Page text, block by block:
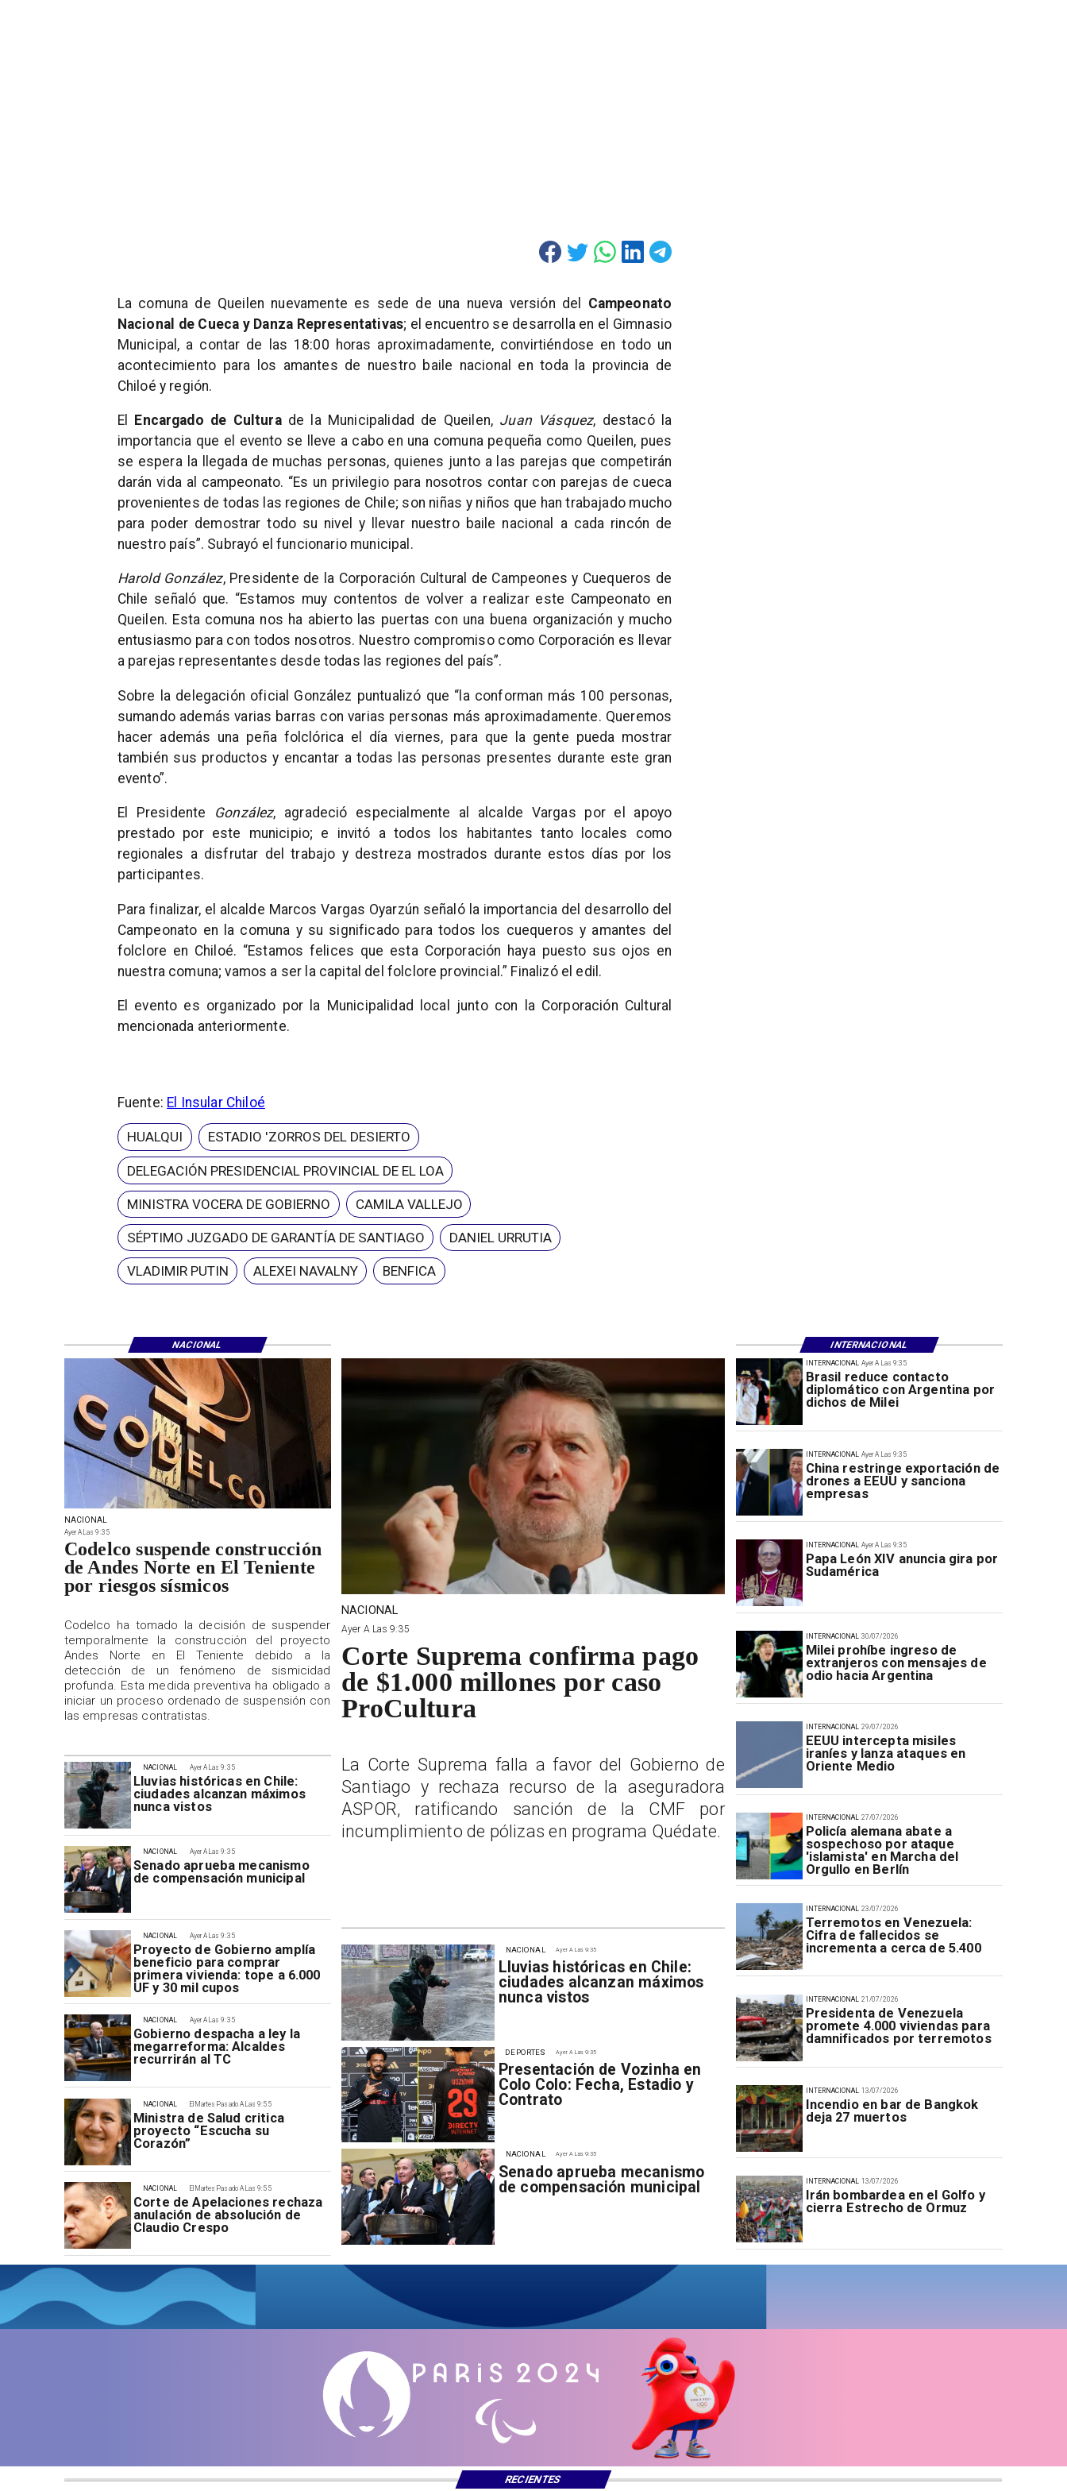
La comuna de Queilen nuevamente es sede de una nueva versión del Campeonato
Nacional de Cueca y Danza Representativas; el encuentro se desarrolla en el Gimnasio
Municipal, a contar de las 18:00 horas aproximadamente, convirtiéndose en todo un
acontecimiento para los amantes de nuestro baile nacional en toda la provincia de
Chiloé y región.
El Encargado de Culturade la Municipalidad de Queilen, Juan Vásquez, destacó la
importancia que el evento se lleve a cabo en una comuna pequeña como Queilen, pues
se espera la llegada de muchas personas, quienes junto a las parejas que competirán
darán vida al campeonato. “Es un privilegio para nosotros contar con parejas de cueca
provenientes de todas las regiones de Chile; son niñas y niños que han trabajado mucho
para poder demostrar todo su nivel y llevar nuestro baile nacional a cada rincón de
nuestro país”. Subrayó el funcionario municipal.
Harold González, Presidente de la Corporación Cultural de Campeones y Cuequeros de
Chile señaló que. “Estamos muy contentos de volver a realizar este Campeonato en
Queilen. Esta comuna nos ha abierto las puertas con una buena organización y mucho
entusiasmo para con todos nosotros. Nuestro compromiso como Corporación es llevar
a parejas representantes desde todas las regiones del país”.
Sobre la delegación oficial González puntualizó que “la conforman más 100 personas,
sumando además varias barras con varias personas más aproximadamente. Queremos
hacer además una peña folclórica el día viernes, para que la gente pueda mostrar
también sus productos y encantar a todas las personas presentes durante este gran
evento”.
El Presidente González, agradeció especialmente al alcalde Vargas por el apoyo
prestado por este municipio; e invitó a todos los habitantes tanto locales como
regionales a disfrutar del trabajo y destreza mostrados durante estos días por los
participantes.
Para finalizar, el alcalde Marcos Vargas Oyarzún señaló la importancia del desarrollo del
Campeonato en la comuna y su significado para todos los cuequeros y amantes del
folclore en Chiloé. “Estamos felices que esta Corporación haya puesto sus ojos en
nuestra comuna; vamos a ser la capital del folclore provincial.” Finalizó el edil.
El evento es organizado por la Municipalidad local junto con la Corporación Cultural
mencionada anteriormente.
Fuente: El Insular Chiloé
HUALQUI ESTADIO 'ZORROS DEL DESIERTO
DELEGACIÓN PRESIDENCIAL PROVINCIAL DE EL LOA
MINISTRA VOCERA DE GOBIERNO CAMILA VALLEJO
SÉPTIMO JUZGADO DE GARANTÍA DE SANTIAGO DANIEL URRUTIA
VLADIMIR PUTIN ALEXEI NAVALNY BENFICA
Ayer A Las 9:35
Brasil reduce contacto
diplomático con Argentina por
dichos de Milei
INTERNACIONAL
Ayer A Las 9:35
China restringe exportación de
drones a EEUU y sanciona
empresas
INTERNACIONAL
Ayer A Las 9:35
Papa León XIV anuncia gira por
Sudamérica
INTERNACIONAL
30/07/2026
Milei prohíbe ingreso de
extranjeros con mensajes de
odio hacia Argentina
INTERNACIONAL
29/07/2026
EEUU intercepta misiles
iraníes y lanza ataques en
Oriente Medio
INTERNACIONAL
27/07/2026
Policía alemana abate a
sospechoso por ataque
'islamista' en Marcha del
Orgullo en Berlín
INTERNACIONAL
23/07/2026
Terremotos en Venezuela:
Cifra de fallecidos se
incrementa a cerca de 5.400
INTERNACIONAL
21/07/2026
Presidenta de Venezuela
promete 4.000 viviendas para
damnificados por terremotos
INTERNACIONAL
13/07/2026
Incendio en bar de Bangkok
deja 27 muertos
INTERNACIONAL
13/07/2026
Irán bombardea en el Golfo y
cierra Estrecho de Ormuz
INTERNACIONAL
Ayer A Las 9:35
Lluvias históricas en Chile:
ciudades alcanzan máximos
nunca vistos
NACIONAL
Ayer A Las 9:35
Senado aprueba mecanismo
de compensación municipal
NACIONAL
Ayer A Las 9:35
Proyecto de Gobierno amplía
beneficio para comprar
primera vivienda: tope a 6.000
UF y 30 mil cupos
NACIONAL
Ayer A Las 9:35
Gobierno despacha a ley la
megarreforma: Alcaldes
recurrirán al TC
NACIONAL
El Martes Pasado A Las 9:55
Ministra de Salud critica
proyecto “Escucha su
Corazón”
NACIONAL
El Martes Pasado A Las 9:55
Corte de Apelaciones rechaza
anulación de absolución de
Claudio Crespo
NACIONAL
Ayer A Las 9:35
Lluvias históricas en Chile:
ciudades alcanzan máximos
nunca vistos
NACIONAL
Ayer A Las 9:35
Presentación de Vozinha en
Colo Colo: Fecha, Estadio y
Contrato
DEPORTES
Ayer A Las 9:35
Senado aprueba mecanismo
de compensación municipal
NACIONAL
NACIONAL
Ayer A Las 9:35
Codelco suspende construcción
de Andes Norte en El Teniente
por riesgos sísmicos
Codelco ha tomado la decisión de suspender
temporalmente la construcción del proyecto
Andes Norte en El Teniente debido a la
detección de un fenómeno de sismicidad
profunda. Esta medida preventiva ha obligado a
iniciar un proceso ordenado de suspensión con
las empresas contratistas.
NACIONAL
Ayer A Las 9:35
Corte Suprema confirma pago
de $1.000 millones por caso
ProCultura
La Corte Suprema falla a favor del Gobierno de
Santiago y rechaza recurso de la aseguradora
ASPOR, ratificando sanción de la CMF por
incumplimiento de pólizas en programa Quédate.
NACIONAL INTERNACIONAL
RECIENTES